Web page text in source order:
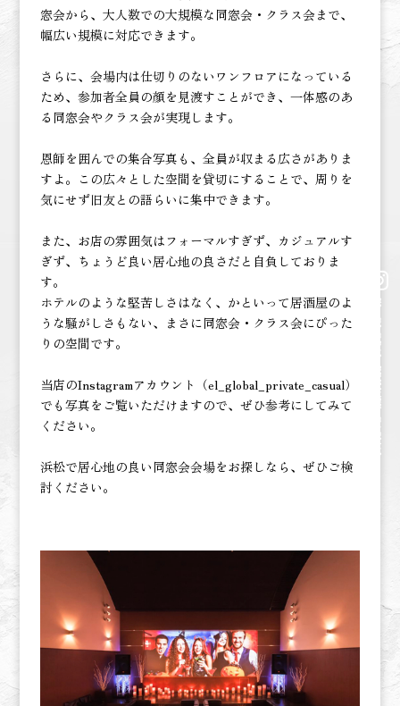
窓会から、大人数での大規模な同窓会・クラス会まで、
幅広い規模に対応できます。
さらに、会場内は仕切りのないワンフロアになっている
ため、参加者全員の顔を見渡すことができ、一体感のあ
る同窓会やクラス会が実現します。
恩師を囲んでの集合写真も、全員が収まる広さがありま
すよ。この広々とした空間を貸切にすることで、周りを
気にせず旧友との語らいに集中できます。
また、お店の雰囲気はフォーマルすぎず、カジュアルす
ぎず、ちょうど良い居心地の良さだと自負しておりま
す。
ホテルのような堅苦しさはなく、かといって居酒屋のよ
うな騒がしさもない、まさに同窓会・クラス会にぴった
りの空間です。
当店のInstagramアカウント（el_global_private_casual）
でも写真をご覧いただけますので、ぜひ参考にしてみて
ください。
浜松で居心地の良い同窓会会場をお探しなら、ぜひご検
討ください。
el_global_private_casual